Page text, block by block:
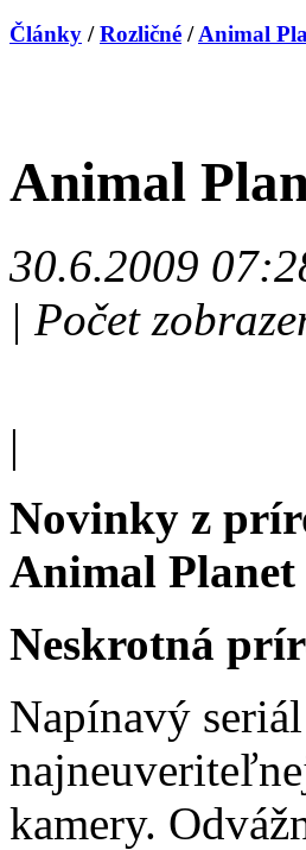
Články /Rozličné /Animal
Animal
30.6.2009
| Počet
|
Novinky z
Animal
Neskrotná
Napínavý
kamery.